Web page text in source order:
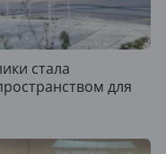
стала
для